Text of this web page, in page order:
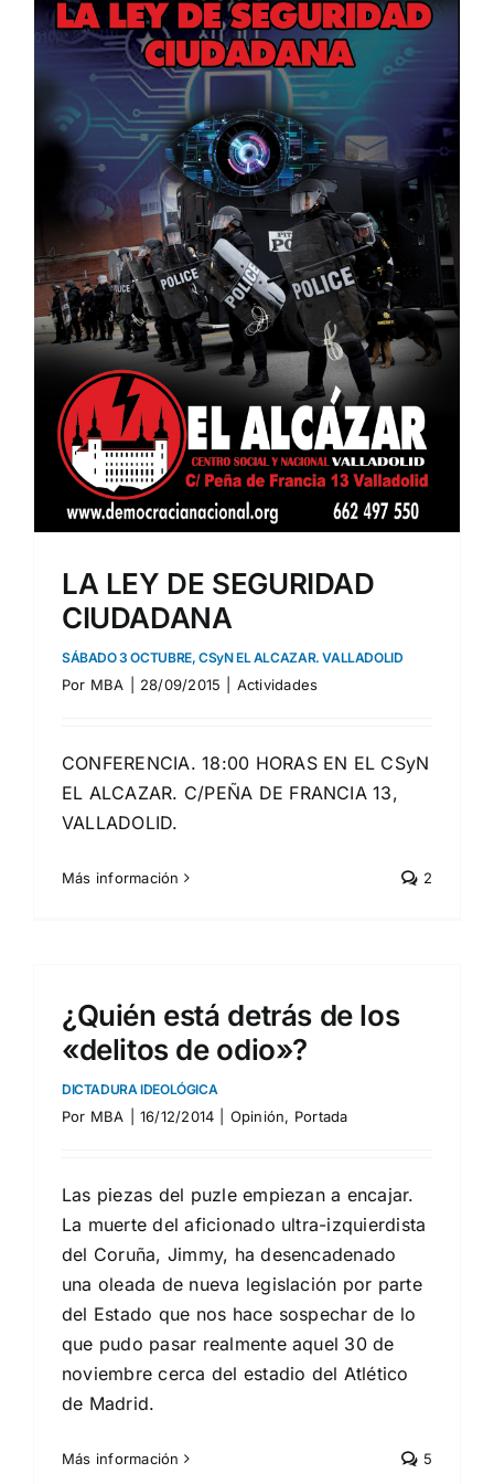
LA LEY DE SEGURIDAD
CIUDADANA
SÁBADO 3 OCTUBRE, CSyN EL ALCAZAR. VALLADOLID
Por MBA 28/09/2015 Actividades
CONFERENCIA. 18:00 HORAS EN EL CSyN
EL ALCAZAR. C/PEÑA DE FRANCIA 13,
VALLADOLID.
Más información 2
¿Quién está detrás de los
«delitos de odio»?
DICTADURA IDEOLÓGICA
Por MBA 16/12/2014 Opinión, Portada
Las piezas del puzle empiezan a encajar.
La muerte del aficionado ultra-izquierdista
del Coruña, Jimmy, ha desencadenado
una oleada de nueva legislación por parte
del Estado que nos hace sospechar de lo
que pudo pasar realmente aquel 30 de
noviembre cerca del estadio del Atlético
de Madrid.
Más información 5